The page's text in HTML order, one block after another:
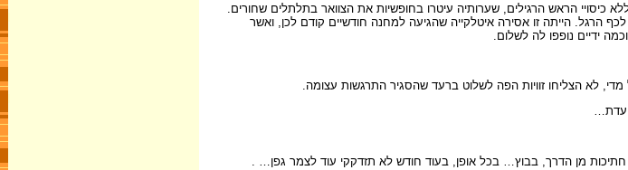
הראש הרגילים, שערותיה עיטרו בחופשיות את הצוואר בתלתלים שחורים.
הרגל. הייתה זו אסירה איטלקייה שהגיעה למחנה חודשיים קודם לכן, ואשר
ידיים נופפו לה לשלום.
לא הצליחו זוויות הפה לשלוט ברעד שהסגיר התרגשות עצומה.
מן הדרך, בבוץ… בכל אופן, בעוד חודש לא תזדקקי עוד לצמר גפן… .